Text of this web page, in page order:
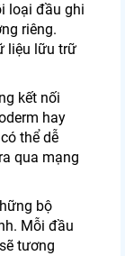
loại đầu ghi
riêng.
liệu lữu trữ
kết nối
hay
thể dễ
qua mạng
bộ
Mỗi đầu
tương